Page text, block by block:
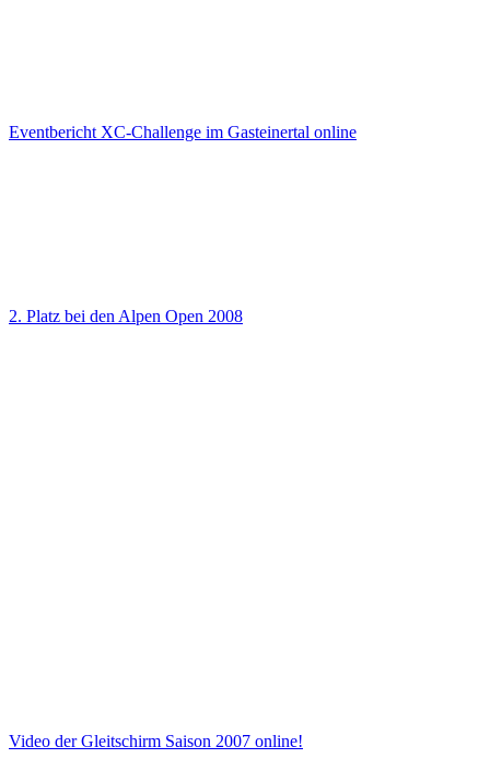
Eventbericht XC-Challenge im Gasteinertal online
2. Platz bei den Alpen Open 2008
Video der Gleitschirm Saison 2007 online!